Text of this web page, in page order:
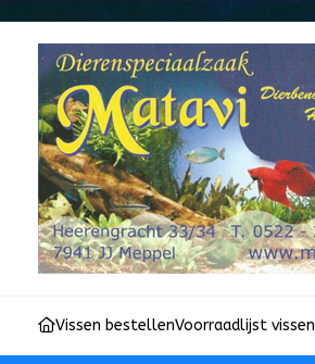
Vissen bestellenVoorraadlijst vissen